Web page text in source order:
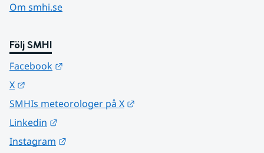
Om smhi.se
Följ SMHI
Facebook
X
SMHIs meteorologer på X
Linkedin
Instagram